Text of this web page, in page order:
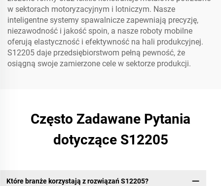
w sektorach motoryzacyjnym i lotniczym. Nasze
inteligentne systemy spawalnicze zapewniają precyzję,
niezawodność i jakość spoin, a nasze roboty mobilne
oferują elastyczność i efektywność na hali produkcyjnej.
S12205 daje przedsiębiorstwom pełną pewność, że
osiągną swoje zamierzone cele w sektorze produkcji.
Często Zadawane Pytania
dotyczące S12205
Które branże korzystają z rozwiązań S12205?